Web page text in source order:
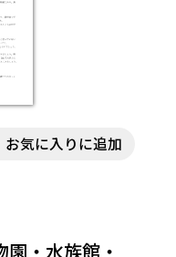
お気に入りに追加
・水族館・